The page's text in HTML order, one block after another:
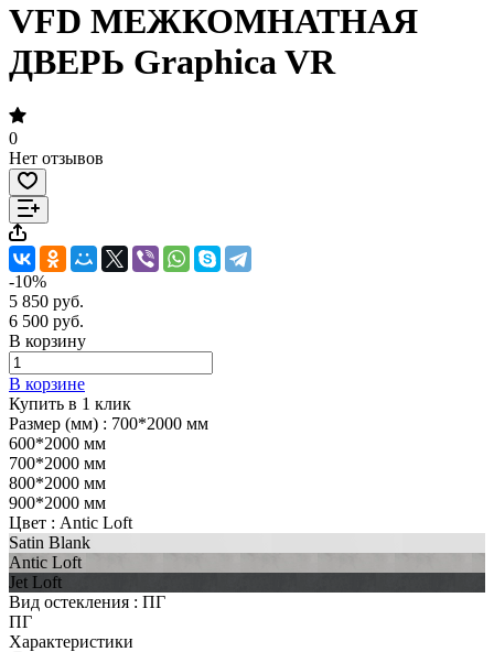
VFD МЕЖКОМНАТНАЯ
ДВЕРЬ Graphica VR
0
Нет отзывов
-10%
5 850 руб.
6 500 руб.
В корзину
В корзине
Купить в 1 клик
Размер (мм) : 700*2000 мм
600*2000 мм
700*2000 мм
800*2000 мм
900*2000 мм
Цвет : Antic Loft
Satin Blank
Antic Loft
Jet Loft
Вид остекления : ПГ
ПГ
Характеристики